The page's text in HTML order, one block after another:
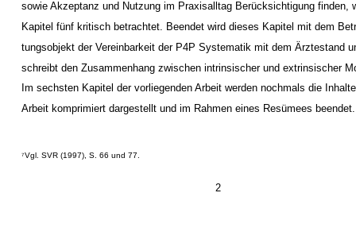
2
sowie Akzeptanz und Nutzung im Praxisalltag Berücksichtigung finden,
Kapitel fünf kritisch betrachtet. Beendet wird dieses Kapitel mit dem
tungsobjekt der Vereinbarkeit der P4P Systematik mit dem Ärztestand
schreibt den Zusammenhang zwischen intrinsischer und extrinsischer
Im sechsten Kapitel der vorliegenden Arbeit werden nochmals die
Arbeit komprimiert dargestellt und im Rahmen eines Resümees beendet.
7Vgl. SVR (1997), S. 66 und 77.